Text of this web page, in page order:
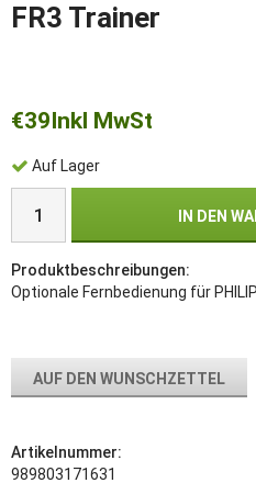
FR3 Trainer
€39Inkl MwSt
Auf Lager
IN DEN
Produktbeschreibungen:
Optionale Fernbedienung für
AUF DEN WUNSCHZETTEL
Artikelnummer:
989803171631